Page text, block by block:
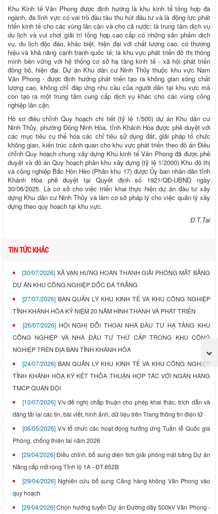
Khu Kinh tế Vân Phong được định hướng là khu kinh tế tổng hợp đa
ngành, đa lĩnh vực có vai trò đầu tàu thu hút đầu tư và là động lực phát
triển kinh tế cho các vùng lân cận và cho cả nước; là trung tâm dịch vụ
du lịch và vui chơi giải trí tổng hợp cao cấp có những sản phẩm dịch
vụ, du lịch độc đáo, khác biệt, hiện đại với chất lượng cao, có thương
hiệu và khả năng cạnh tranh quốc tế; là khu vực phát triển đô thị thông
minh bền vững với hệ thống cơ sở hạ tầng kinh tế - xã hội phát triển
đồng bộ, hiện đại. Dự án Khu dân cư Ninh Thủy thuộc khu vực Nam
Vân Phong - được định hướng phát triển tạo ra không gian sống chất
lượng cao, không chỉ đáp ứng nhu cầu của người dân tại khu vực mà
còn tạo ra một trung tâm cung cấp dịch vụ khác cho các vùng công
nghiệp lân cận.
Hồ sơ điều chỉnh Quy hoạch chi tiết (tỷ lệ 1/500) dự án Khu dân cư
Ninh Thủy, phường Đông Ninh Hòa, tỉnh Khánh Hòa được phê duyệt với
các mục tiêu cụ thể hóa các chỉ tiêu sử dụng đất, giải pháp tổ chức
không gian, kiến trúc cảnh quan cho khu vực phát triển theo đồ án Điều
chỉnh Quy hoạch chung xây dựng Khu kinh tế Vân Phong đã được phê
duyệt và đồ án Quy hoạch phân khu xây dựng (tỷ lệ 1/2000) Khu đô thị
và công nghiệp Bắc Hòn Hèo (Phân khu 17) được Ủy ban nhân dân tỉnh
Khánh Hòa phê duyệt tại Quyết định số 1921/QĐ-UBND ngày
30/06/2025. Là cơ sở cho việc triển khai thực hiện dự án đầu tư xây
dựng Khu dân cư Ninh Thủy và làm cơ sở pháp lý cho việc quản lý xây
dựng theo quy hoạch tại khu vực.
Đ.T.Tai
TIN TỨC KHÁC
[30/07/2026] XÃ VẠN HƯNG HOÀN THÀNH GIẢI PHÓNG MẶT BẰNG
DỰ ÁN KHU CÔNG NGHIỆP DỐC ĐÁ TRẮNG
[27/07/2026] BAN QUẢN LÝ KHU KINH TẾ VÀ KHU CÔNG NGHIỆP
TỈNH KHÁNH HÒA KỶ NIỆM 20 NĂM HÌNH THÀNH VÀ PHÁT TRIỂN
[26/07/2026] HỘI NGHỊ ĐỐI THOẠI NHÀ ĐẦU TƯ HẠ TẦNG KHU
CÔNG NGHIỆP VÀ NHÀ ĐẦU TƯ THỨ CẤP TRONG KHU CÔNG
NGHIỆP TRÊN ĐỊA BÀN TỈNH KHÁNH HÒA
[24/07/2026] BAN QUẢN LÝ KHU KINH TẾ VÀ KHU CÔNG NGHIỆP
TỈNH KHÁNH HÒA KÝ KẾT THỎA THUẬN HỢP TÁC VỚI NGÂN HÀNG
TMCP QUÂN ĐỘI
[10/07/2026] V/v đề nghị chấp thuận cho phép khai thác, trích dẫn và
đăng tải lại các tin, bài viết, hình ảnh, dữ liệu trên Trang thông tin điện tử
[06/05/2026] V/v tổ chức các hoạt động hưởng ứng Tuần lễ Quốc gia
Phòng, chống thiên tai năm 2026
[29/04/2026]Điều chỉnh, bổ sung diện tích giải phóng mặt bằng Dự án
Nâng cấp mở rộng Tỉnh lộ 1A - ĐT.652B
[29/04/2026] Nghiên cứu bổ sung Cảng hàng không Vân Phong vào
quy hoạch
[29/04/2026]Chọn hướng tuyến Dự án Đường dây 500kV Vân Phong -